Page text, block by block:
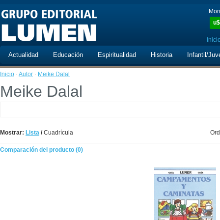
u$
Actualidad Educación Espiritualidad Historia Infantil/
Inicio · Autor · Meike Dalal
Meike Dalal
Mostrar: Lista /Cuadrícula
Comparación del producto (0)